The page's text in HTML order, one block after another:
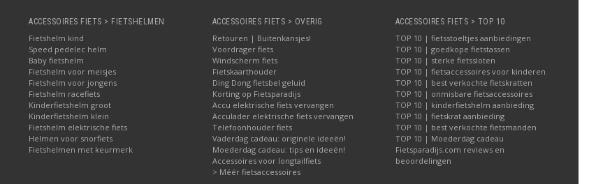
ACCESSOIRES FIETS > FIETSHELMEN
Fietshelm kind
Speed pedelec helm
Baby fietshelm
Fietshelm voor meisjes
Fietshelm voor jongens
Fietshelm racefiets
Kinderfietshelm groot
Kinderfietshelm klein
Fietshelm elektrische fiets
Helmen voor snorfiets
Fietshelmen met keurmerk
ACCESSOIRES FIETS > OVERIG
Retouren | Buitenkansjes!
Voordrager fiets
Windscherm fiets
Fietskaarthouder
Ding Dong fietsbel geluid
Korting op Fietsparadijs
Accu elektrische fiets vervangen
Acculader elektrische fiets vervangen
Telefoonhouder fiets
Vaderdag cadeau: originele ideeën!
Moederdag cadeau: tips en ideeën!
Accessoires voor longtailfiets
> Méér fietsaccessoires
ACCESSOIRES FIETS > TOP 10
TOP 10 | fietsstoeltjes aanbiedingen
TOP 10 | goedkope fietstassen
TOP 10 | sterke fietssloten
TOP 10 | fietsaccessoires voor kinderen
TOP 10 | best verkochte fietskratten
TOP 10 | onmisbare fietsaccessoires
TOP 10 | kinderfietshelm aanbieding
TOP 10 | fietskrat aanbieding
TOP 10 | best verkochte fietsmanden
TOP 10 | Moederdag cadeau
Fietsparadijs.com reviews en
beoordelingen